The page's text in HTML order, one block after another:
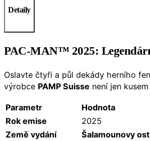
Suisse
množství
Detaily
PAC-MAN™ 2025:
Oslavte čtyři a půl dekády herního
výrobce PAMP Suisse není jen
Parametr
Hodnota
Rok emise
2025
Země vydání
Šalamounovy